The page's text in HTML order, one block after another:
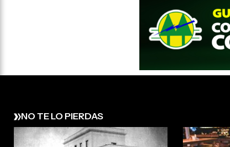
NO TE LO PIERDAS